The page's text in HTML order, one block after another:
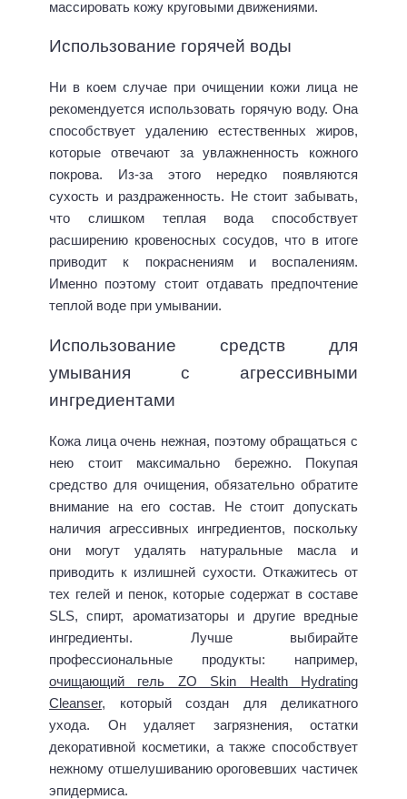
массировать кожу круговыми движениями.
Использование горячей воды
Ни в коем случае при очищении кожи лица не
рекомендуется использовать горячую воду. Она
способствует удалению естественных жиров,
которые отвечают за увлажненность кожного
покрова. Из-за этого нередко появляются
сухость и раздраженность. Не стоит забывать,
что слишком теплая вода способствует
расширению кровеносных сосудов, что в итоге
приводит к покраснениям и воспалениям.
Именно поэтому стоит отдавать предпочтение
теплой воде при умывании.
Использование средств для
умывания с агрессивными
ингредиентами
Кожа лица очень нежная, поэтому обращаться с
нею стоит максимально бережно. Покупая
средство для очищения, обязательно обратите
внимание на его состав. Не стоит допускать
наличия агрессивных ингредиентов, поскольку
они могут удалять натуральные масла и
приводить к излишней сухости. Откажитесь от
тех гелей и пенок, которые содержат в составе
SLS, спирт, ароматизаторы и другие вредные
ингредиенты. Лучше выбирайте
профессиональные продукты: например,
очищающий гель ZO Skin Health Hydrating
Cleanser, который создан для деликатного
ухода. Он удаляет загрязнения, остатки
декоративной косметики, а также способствует
нежному отшелушиванию ороговевших частичек
эпидермиса.